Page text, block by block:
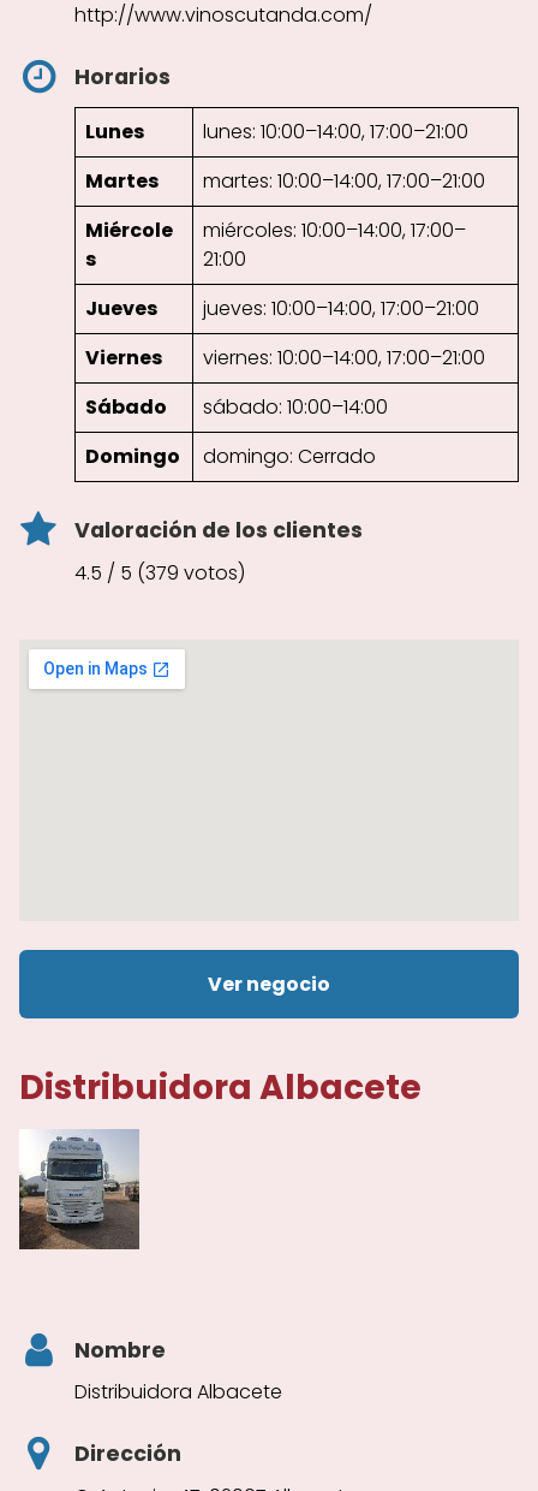
http://www.vinoscutanda.com/
Horarios
Lunes
lunes: 10:00–14:00, 17:00–21:00
Martes
martes: 10:00–14:00, 17:00–21:00
Miércole
s
miércoles: 10:00–14:00, 17:00–
21:00
Jueves
jueves: 10:00–14:00, 17:00–21:00
Viernes
viernes: 10:00–14:00, 17:00–21:00
Sábado
sábado: 10:00–14:00
Domingo
domingo: Cerrado
Valoración de los clientes
4.5 / 5 (379 votos)
Ver negocio
Distribuidora Albacete
Nombre
Distribuidora Albacete
Dirección